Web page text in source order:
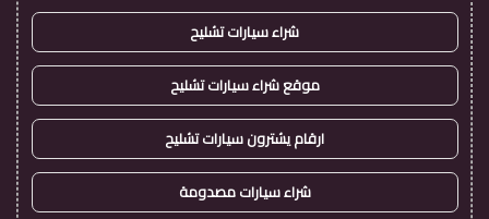
شراء سيارات تشليح
موقع شراء سيارات تشليح
ارقام يشترون سيارات تشليح
شراء سيارات مصدومة